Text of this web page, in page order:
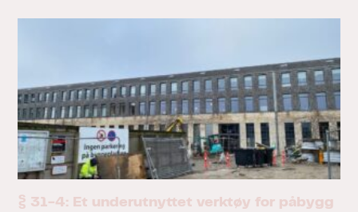
§ 31-4: Et underutnyttet verktøy for påbygg